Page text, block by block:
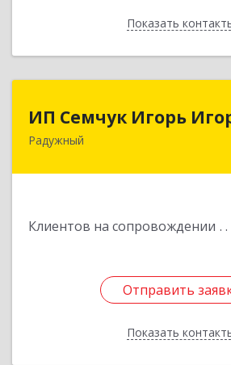
ПоказатьНазад
ИП Семчук Игорь
Радужный
Клиентов на сопровождении
Отправить
Показать
628464, ХМАО-Югра, г.
Отправить
Назад